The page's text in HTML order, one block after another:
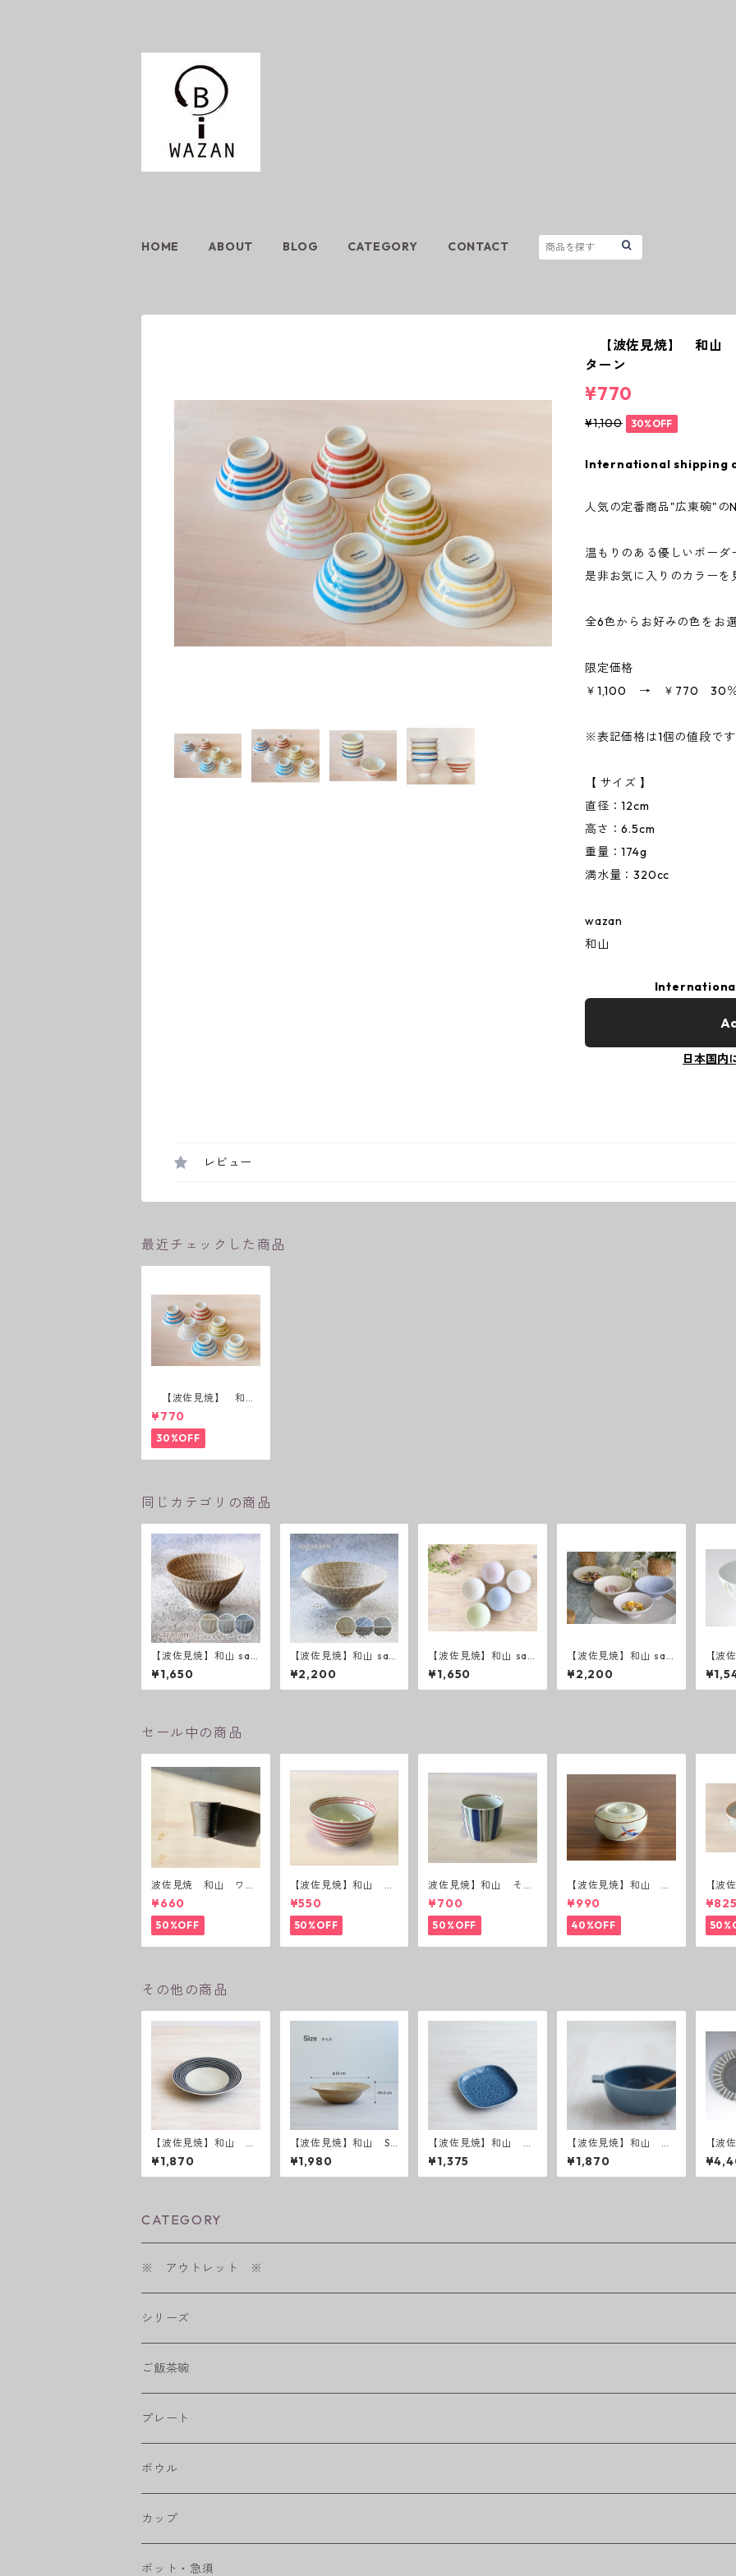
HOME ABOUT BLOG CATEGORY CONTACT
【波佐見焼】 和山
ターン
¥770
¥1,100 30%OFF
International shipping
人気の定番商品"広東碗"
温もりのある優しいボー
是非お気に入りのカラーを
全6色からお好みの色をお
限定価格
￥1,100 → ￥770 30％
※表記価格は1個の値段で
【 サイズ 】
直径：12cm
高さ：6.5cm
重量：174g
満水量：320cc
wazan
和山
日本国内
レビュー
最近チェックした商品
【波佐見焼】 和
山 広東碗 二色ボー
ダー 全6パターン
¥770
30%OFF
同じカテゴリの商品
【波佐見焼】和山 saz
anami新色 飯碗
¥1,650
【波佐見焼】和山 saz
anami 新色 平碗
¥2,200
【波佐見焼】和山 saz
anami 飯碗
¥1,650
【波佐見焼】和山 saz
anami 平碗
¥2,200
【波
ミモ
セール中の商品
波佐見焼 和山 ワビ
カップ 黒錆 3種(アウ
トレット）
¥660
50%OFF
【波佐見焼】和山 ボ
ーダー茶碗 赤
¥550
50%OFF
波佐見焼】和山 そば
猪口（十草）
¥700
50%OFF
【波佐見焼】和山 蓋
付丸鉢(唐辛子)
¥990
40%OFF
【波
付丸
その他の商品
【波佐見焼】和山 ボ
ーダー柄 「藍駒」6
寸皿
¥1,870
【波佐見焼】和山 Sh
abby chic style ボウ
ル中
¥1,980
【波佐見焼】和山 レ
リーフ・フラワーパレ
ード取皿 うす瑠璃
¥1,375
【波佐見焼】和山 Gr
atin Bowl グラタン皿
¥1,870
【波
abby
ダー
トグ
CATEGORY
※ アウトレット ※
シリーズ
shabby chic style
フラワーパレード
八角シリーズ
RONDE
ベベルボウル
ご飯茶碗
プレート
楕円皿
丸皿
長皿
ボウル
大鉢
中鉢
カップ
カップ
ポット・急須